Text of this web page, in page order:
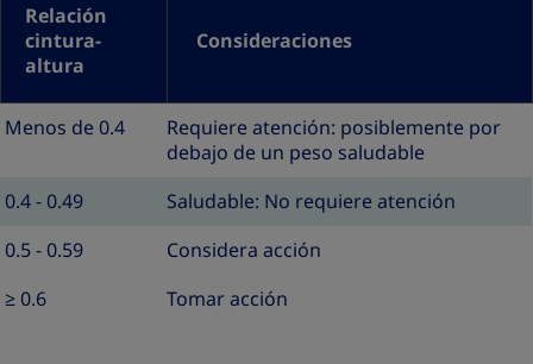
Relación
cintura-
altura
Consideraciones
Menos de 0.4
Requiere atención: posiblemente por
debajo de un peso saludable
0.4 - 0.49
Saludable: No requiere atención
0.5 - 0.59
Considera acción
≥ 0.6
Tomar acción